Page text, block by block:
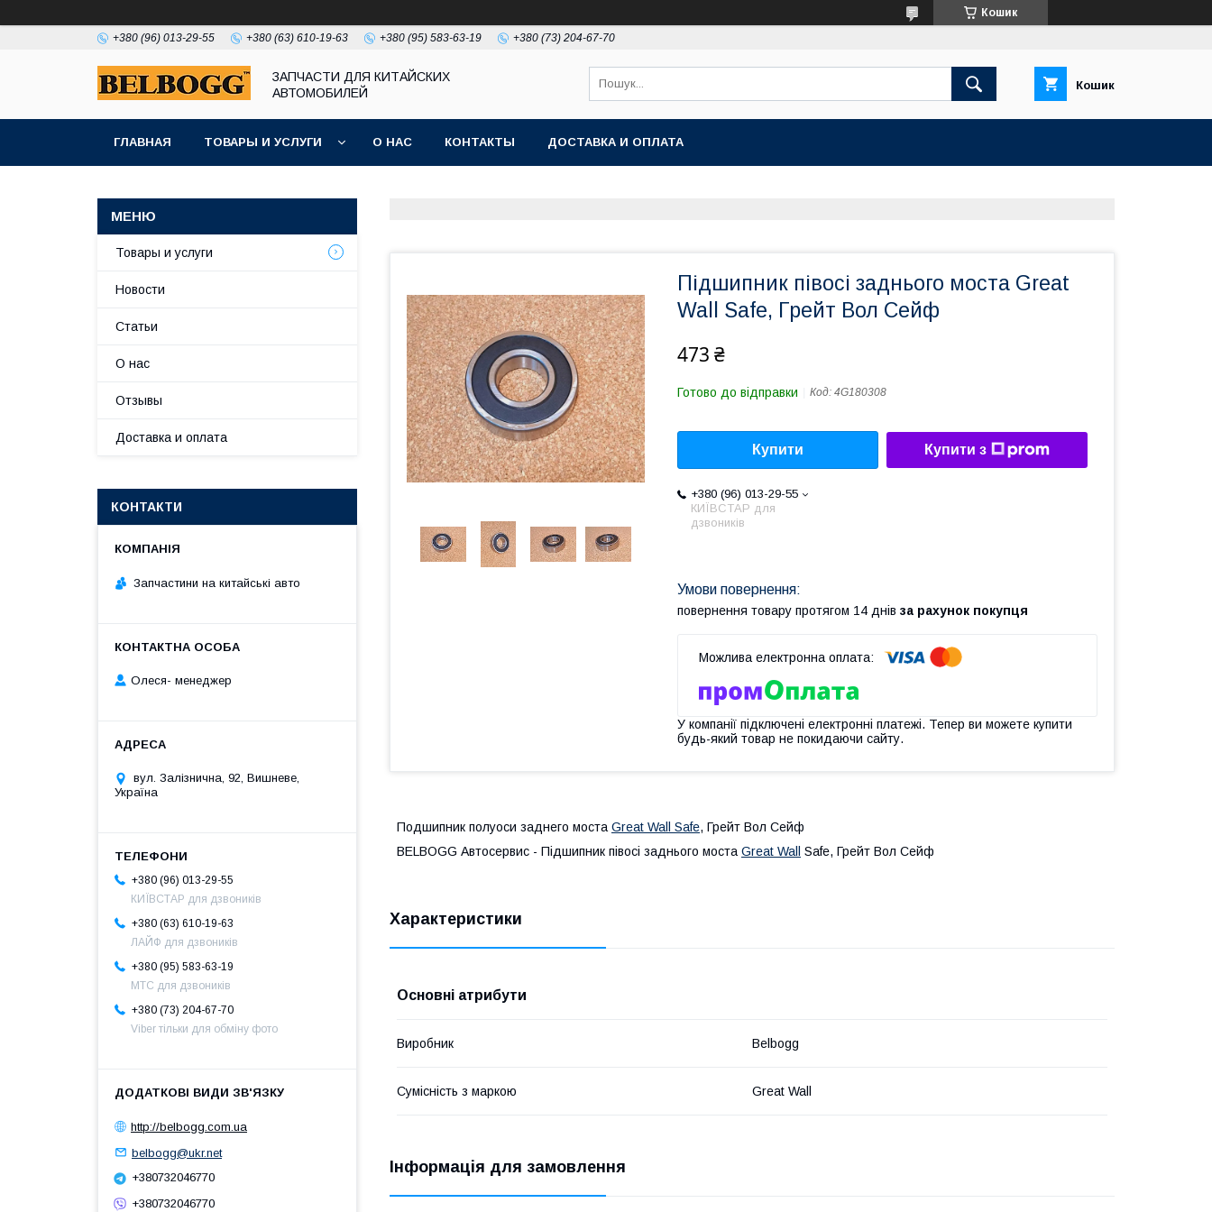
Кошик
+380 (96) 013-29-55 +380 (63) 610-19-63 +380 (95) 583-63-19 +380 (73) 204-67-70
ЗАПЧАСТИ ДЛЯ КИТАЙСКИХ
АВТОМОБИЛЕЙ
Кошик
ГЛАВНАЯ ТОВАРЫ И УСЛУГИ О НАС КОНТАКТЫ ДОСТАВКА И ОПЛАТА
Підшипник півосі заднього моста Great
Wall Safe, Грейт Вол Сейф
473 ₴
Готово до відправки Код: 4G180308
Купити Купити з
+380 (96) 013-29-55
КИЇВСТАР для
дзвоників
повернення товару протягом 14 днів за рахунок покупця
У компанії підключені електронні платежі. Тепер ви можете купити
будь-який товар не покидаючи сайту.
Подшипник полуоси заднего моста Great Wall Safe, Грейт Вол Сейф
BELBOGG Автосервис - Підшипник півосі заднього моста Great Wall Safe, Грейт Вол Сейф
Характеристики
Основні атрибути
Виробник Belbogg
Сумісність з маркою Great Wall
Інформація для замовлення
Товары и услуги
Новости
Статьи
О нас
Отзывы
Доставка и оплата
КОНТАКТИ
Запчастини на китайські авто
Олеся- менеджер
вул. Залізнична, 92, Вишневе,
Україна
+380 (96) 013-29-55
КИЇВСТАР для дзвоників
+380 (63) 610-19-63
ЛАЙФ для дзвоників
+380 (95) 583-63-19
МТС для дзвоників
+380 (73) 204-67-70
Viber тільки для обміну фото
http://belbogg.com.ua
belbogg@ukr.net
+380732046770
+380732046770